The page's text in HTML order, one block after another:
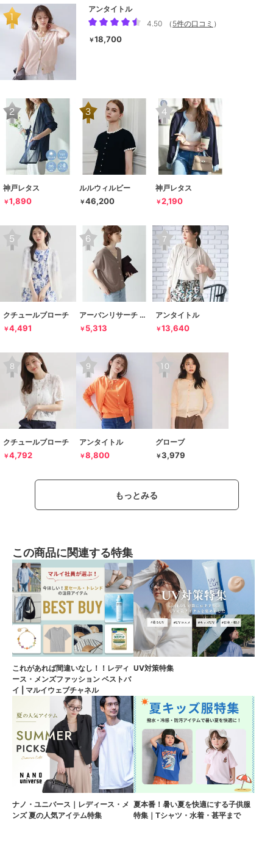
アンタイトル
4.50
（ 5件の口コミ ）
￥18,700
神戸レタス
￥1,890
ルルウィルビー
￥46,200
神戸レタス
￥2,190
クチュールブローチ
￥4,491
アーバンリサーチ サニーレーベル
￥ 5,313
アンタイトル
￥13,640
クチュールブローチ
￥4,792
アンタイトル
￥8,800
グローブ
￥3,979
もっとみる
この商品に関連する特集
これがあれば間違いなし！！レディ
ース・メンズファッション ベストバ
イ | マルイウェブチャネル
UV対策特集
ナノ・ユニバース｜レディース・メ
ンズ 夏の人気アイテム特集
夏本番！暑い夏を快適にする子供服
特集｜Tシャツ・水着・甚平まで